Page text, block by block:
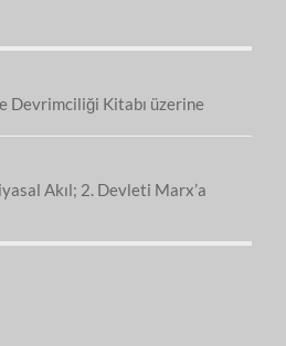
Devrimciliği Kitabı üzerine
Akıl; 2. Devleti Marx’a